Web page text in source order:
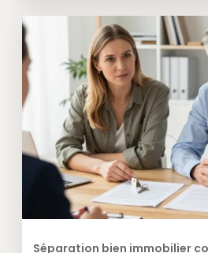
Séparation bien immobilier